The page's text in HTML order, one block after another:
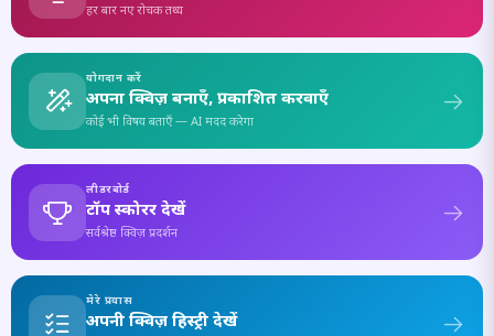
हर बार नए रोचक तथ्य
योगदान करें
अपना क्विज़ बनाएँ, प्रकाशित करवाएँ
कोई भी विषय बताएँ — AI मदद करेगा
लीडरबोर्ड
टॉप स्कोरर देखें
सर्वश्रेष्ठ क्विज़ प्रदर्शन
मेरे प्रयास
अपनी क्विज़ हिस्ट्री देखें